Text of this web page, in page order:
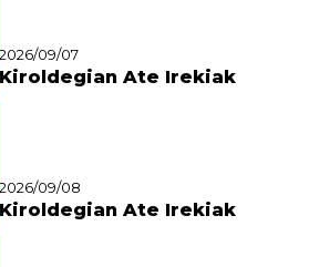
09/07
Ate Irekiak
09/08
Ate Irekiak